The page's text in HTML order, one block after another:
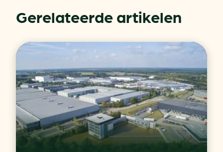
Gerelateerde artikelen